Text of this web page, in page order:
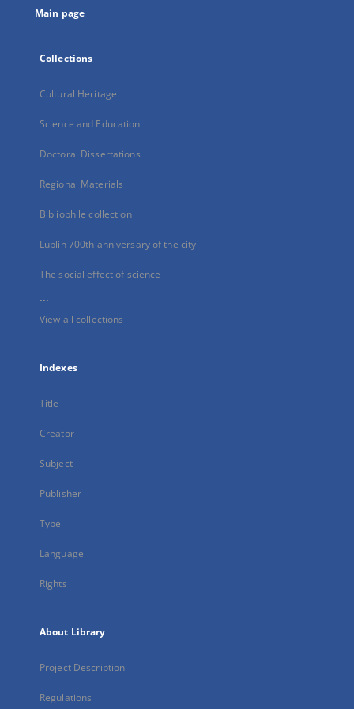
Main page
Collections
Cultural Heritage
Science and Education
Doctoral Dissertations
Regional Materials
Bibliophile collection
Lublin 700th anniversary of the city
The social effect of science
...
View all collections
Indexes
Title
Creator
Subject
Publisher
Type
Language
Rights
About Library
Project Description
Regulations